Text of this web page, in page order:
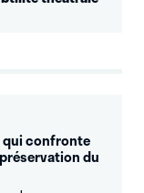
qui confronte
du